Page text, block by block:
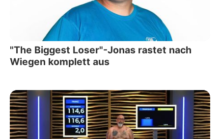
"The Biggest Loser"-Jonas rastet nach
Wiegen komplett aus